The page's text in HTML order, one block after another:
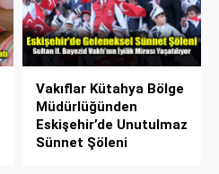
Vakıflar Kütahya Bölge
Müdürlüğünden
Eskişehir’de Unutulmaz
Sünnet Şöleni